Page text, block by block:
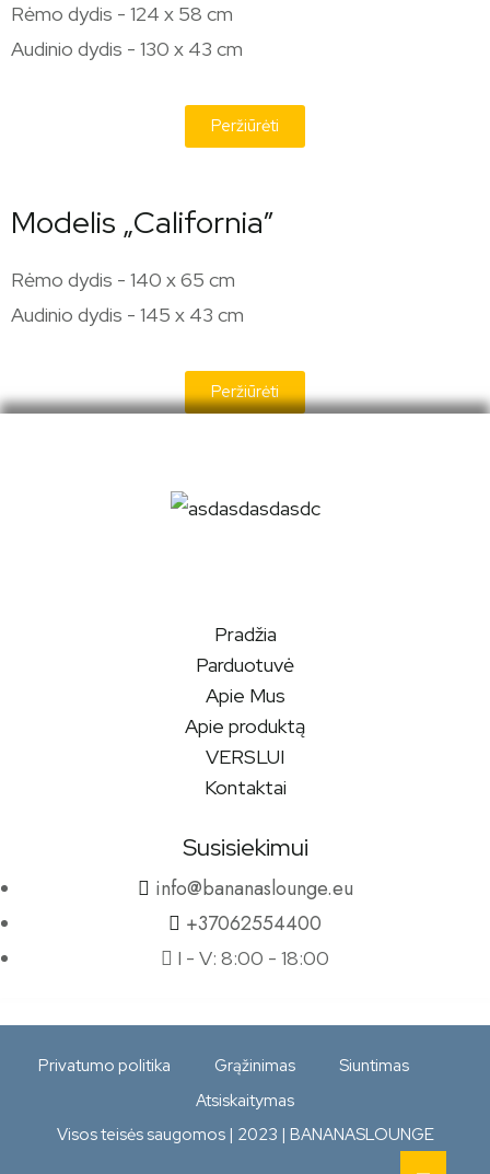
Rėmo dydis - 124 x 58 cm
Audinio dydis - 130 x 43 cm
Peržiūrėti
Modelis „California”
Rėmo dydis - 140 x 65 cm
Audinio dydis - 145 x 43 cm
Peržiūrėti
Pradžia
Parduotuvė
Apie Mus
Apie produktą
VERSLUI
Kontaktai
Susisiekimui
info@bananaslounge.eu
+37062554400
I - V: 8:00 - 18:00
Visos teisės saugomos | 2023 | BANANASLOUNGE
Privatumo politika Grąžinimas
Siuntimas
Atsiskaitymas